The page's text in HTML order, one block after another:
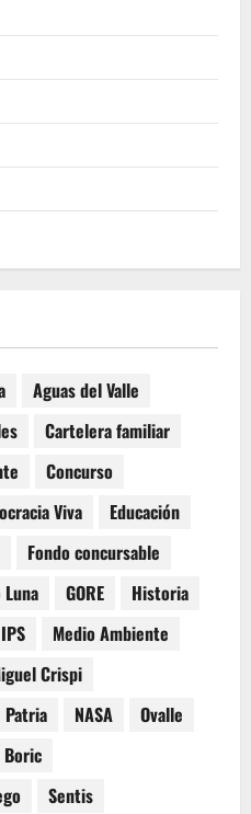
Aguas del Valle
Cartelera familiar
Concurso
Viva
Educación
Fondo concursable
Luna GORE
Historia
IPS
Medio Ambiente
Crispi
Patria NASA
Ovalle
Sentis